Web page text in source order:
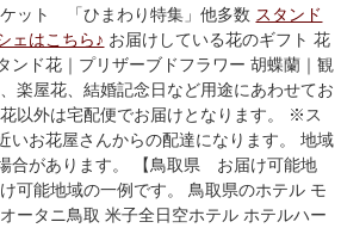
ット 「ひまわり特集」他多数 スタンド
はこちら♪ お届けしている花のギフト 花
ンド花｜プリザーブドフラワー 胡蝶蘭｜観
楽屋花、結婚記念日など用途にあわせてお
以外は宅配便でお届けとなります。 ※ス
いお花屋さんからの配達になります。 地域
合があります。 【鳥取県 お届け可能地
可能地域の一例です。 鳥取県のホテル モ
ータニ鳥取 米子全日空ホテル ホテルハー